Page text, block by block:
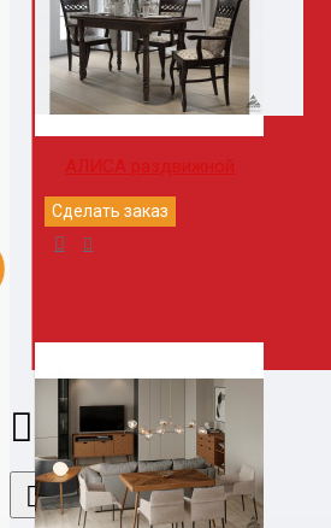
АЛИСА раздвижной
Сделать заказ